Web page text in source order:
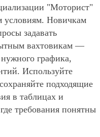
"Моторист"
условиям. Новичкам
задавать
вахтовикам —
графика,
Используйте
подходящие
в таблицах и
требования понятны